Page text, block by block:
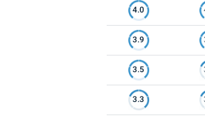
4.0
3.9
3.5
3.3